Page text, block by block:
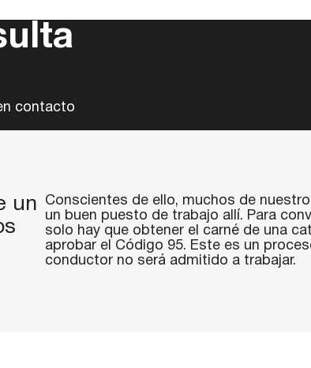
contacto
un
Conscientes de ello, muchos de
un buen puesto de trabajo allí. Para
solo hay que obtener el carné de una
aprobar el Código 95. Este es un
conductor no será admitido a trabajar.